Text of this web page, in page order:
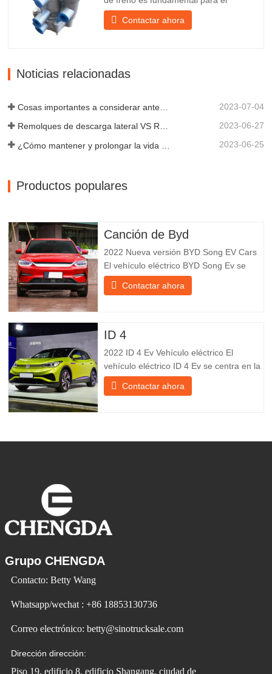
estacionamiento, ya que facilita el
frenado suave del remolque. Chengda,
tipos de remolques, integrando
producción, investigación y desarrollo
Contactar ahora
Noticias relacionadas
2023-07-04
Remolques de descarga lateral VS Remolques de descarga lateral: ¿Cuál es mejor para su negocio? 2023-06-27
2023-06-25
Productos populares
Canción de Byd
2022 Nueva versión BYD Song EV Cars
El vehículo eléctrico BYD Song Ev se
centra en la experiencia del cliente y el
desarrollo de productos para satisfacer la
populares. BYD Song Ev Electric Vehicle
Contactar ahora
ID 4
2022 ID 4 Ev Vehículo eléctrico El
vehículo eléctrico ID 4 Ev se centra en la
experiencia del cliente y el desarrollo de
productos para satisfacer la demanda del
Contactar ahora
Grupo CHENGDA
Contacto: Betty Wang
Whatsapp/wechat : +86 18853130736
Correo electrónico: betty@sinotrucksale.com
Dirección dirección:
Piso 19, edificio 8, edificio Shangang, ciudad de